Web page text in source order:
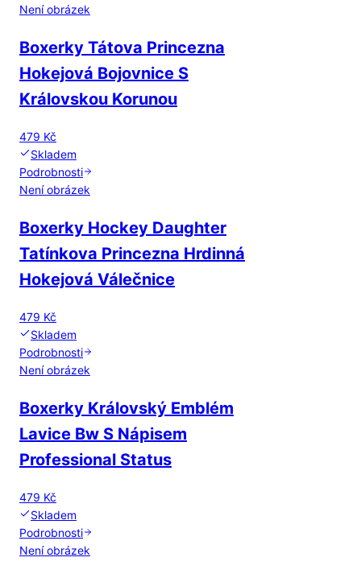
Není obrázek
Boxerky Tátova Princezna
Hokejová Bojovnice S
Královskou Korunou
479 Kč
Skladem
Podrobnosti
Není obrázek
Boxerky Hockey Daughter
Tatínkova Princezna Hrdinná
Hokejová Válečnice
479 Kč
Skladem
Podrobnosti
Není obrázek
Boxerky Královský Emblém
Lavice Bw S Nápisem
Professional Status
479 Kč
Skladem
Podrobnosti
Není obrázek